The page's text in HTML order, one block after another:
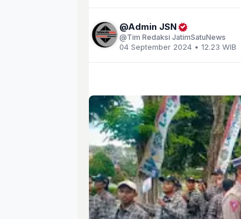
Admin JSN
Tim Redaksi JatimSatuNews
04 September 2024 • 12.23 WIB